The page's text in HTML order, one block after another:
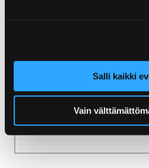
Salli kaikki
Vain
Vom Festland bis zum
Oasen bis zu
Region Pori bietet
Geschmack!